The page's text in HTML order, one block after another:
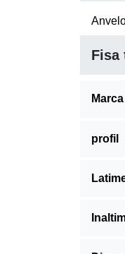
Fisa
Marca
profil